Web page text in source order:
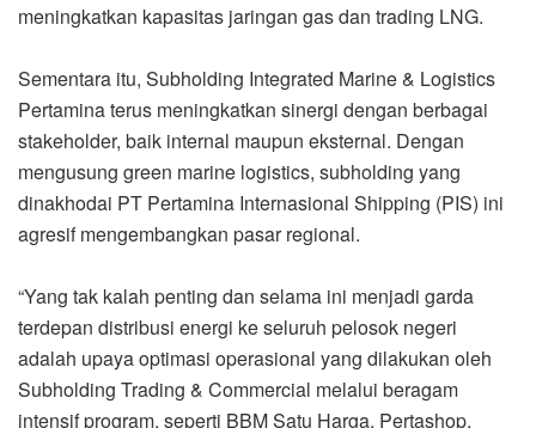
meningkatkan kapasitas jaringan gas dan trading LNG.
Sementara itu, Subholding Integrated Marine & Logistics
Pertamina terus meningkatkan sinergi dengan berbagai
stakeholder, baik internal maupun eksternal. Dengan
mengusung green marine logistics, subholding yang
dinakhodai PT Pertamina Internasional Shipping (PIS) ini
agresif mengembangkan pasar regional.
“Yang tak kalah penting dan selama ini menjadi garda
terdepan distribusi energi ke seluruh pelosok negeri
adalah upaya optimasi operasional yang dilakukan oleh
Subholding Trading & Commercial melalui beragam
intensif program, seperti BBM Satu Harga, Pertashop,